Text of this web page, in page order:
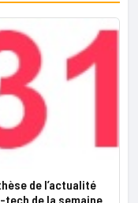
de l’actualité
tech de la semaine